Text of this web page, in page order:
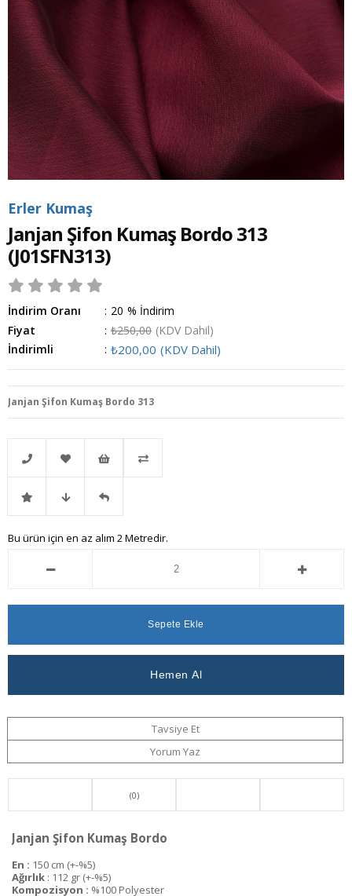
Erler Kumaş
Janjan Şifon Kumaş Bordo 313
(J01SFN313)
İndirim Oranı : %
20
İndirim
Fiyat
: ₺250,00 (KDV Dahil)
İndirimli
: ₺200,00 (KDV Dahil)
Janjan Şifon Kumaş Bordo 313
Telefonla
Sipariş
Favorilere
Ekle
İstek
Listeme
İndirimli Fiyat
Ver
Gelince
Bu ürün için en az alım 2 Metredir.
Tavsiye Et
Yorum Yaz
(0)
Janjan Şifon Kumaş Bordo
En : 150 cm (+-%5)
Ağırlık : 112 gr (+-%5)
Kompozisyon : %100 Polyester